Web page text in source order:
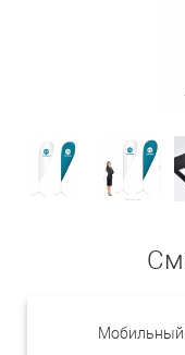
Мобильный